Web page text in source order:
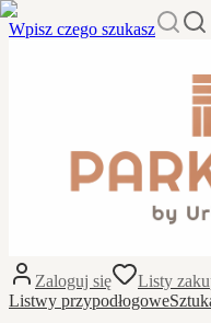
Wpisz czego szukasz
Zaloguj się Listy
Listwy przypodłogowe